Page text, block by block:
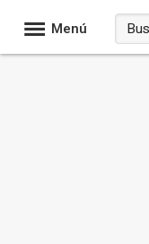
Menú